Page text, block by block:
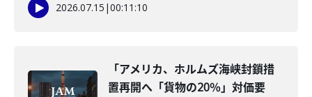
2026.07.15 |00:11:10
「アメリカ、ホルムズ海峡封鎖措
置再開へ「貨物の20％」対価要